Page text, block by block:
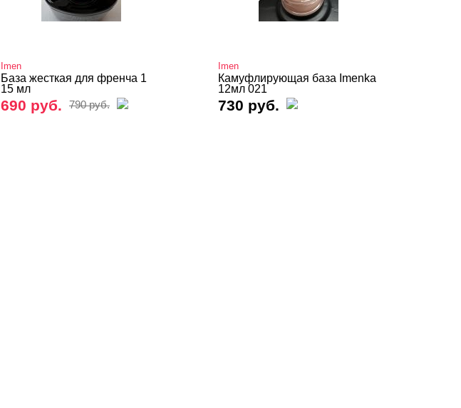
Imen
База жесткая для френча 1
15 мл
690 руб. 790 руб.
Imen
Камуфлирующая база Imenka
12мл 021
730 руб.